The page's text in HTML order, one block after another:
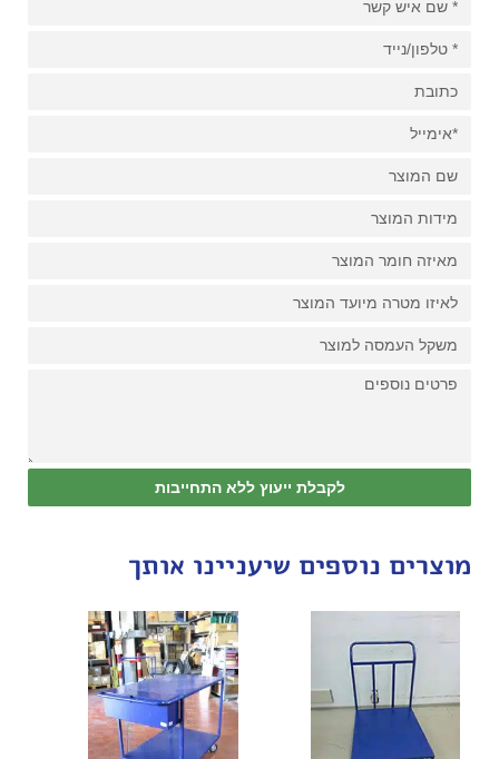
לקבלת ייעוץ ללא התחייבות
מוצרים נוספים שיעניינו אותך